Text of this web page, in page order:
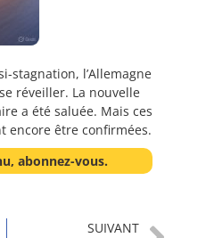
stagnation, l’Allemagne
réveiller. La nouvelle
a été saluée. Mais ces
encore être confirmées.
abonnez-vous.
SUIVANT